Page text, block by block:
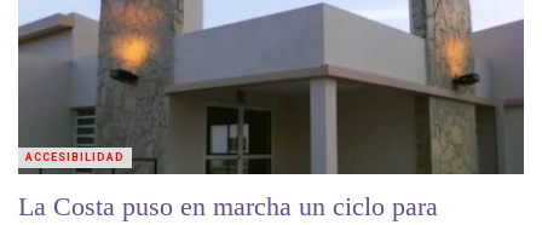
La Costa puso en marcha un ciclo para
ACCESIBILIDAD